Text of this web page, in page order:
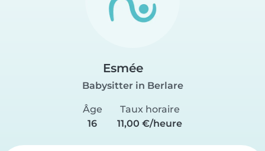
Esmée
Babysitter in Berlare
Âge
16
Taux horaire
11,00 €/heure